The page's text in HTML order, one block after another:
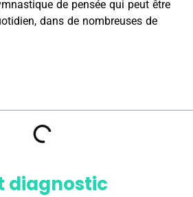
de pensée qui peut être
dans de nombreuses de
diagnostic